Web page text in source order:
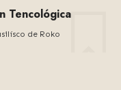
Tencológica
de Roko